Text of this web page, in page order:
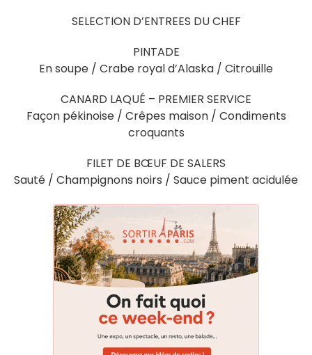
SELECTION D’ENTREES DU CHEF
PINTADE
En soupe / Crabe royal d’Alaska / Citrouille
CANARD LAQUÉ – PREMIER SERVICE
Façon pékinoise / Crêpes maison / Condiments
croquants
FILET DE BŒUF DE SALERS
Sauté / Champignons noirs / Sauce piment acidulée